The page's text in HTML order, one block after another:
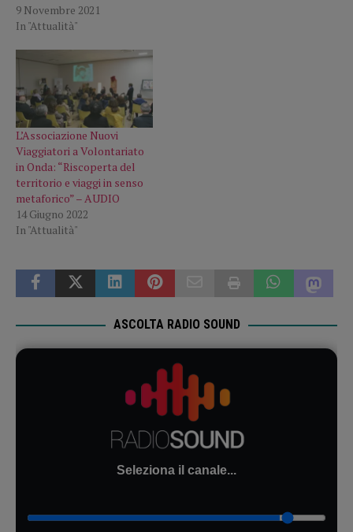
9 Novembre 2021
In "Attualità"
L’Associazione Nuovi
Viaggiatori a Volontariato
in Onda: “Riscoperta del
territorio e viaggi in senso
metaforico” – AUDIO
14 Giugno 2022
In "Attualità"
ASCOLTA RADIO SOUND
Seleziona il canale...